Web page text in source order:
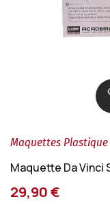
Maquettes Plastique
Maquette Da Vinci
29,90 €